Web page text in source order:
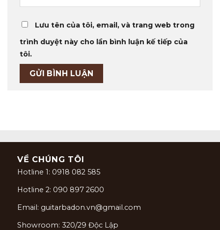
Lưu tên của tôi, email, và trang web trong
trình duyệt này cho lần bình luận kế tiếp của
tôi.
VỀ CHÚNG TÔI
Hotline 1: 0918 082 585
Hotline 2: 090 897 2600
Email: guitarbadon.vn@gmail.com
Showroom: 320/29 Độc Lập